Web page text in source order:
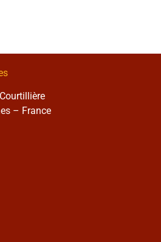
– France